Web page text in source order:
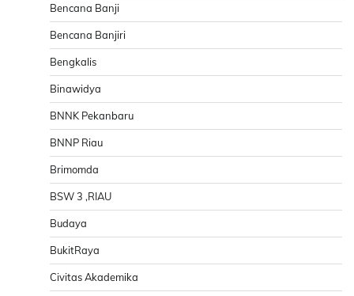
Bencana Banji
Bencana Banjiri
Bengkalis
Binawidya
BNNK Pekanbaru
BNNP Riau
Brimomda
BSW 3 ,RIAU
Budaya
BukitRaya
Civitas Akademika